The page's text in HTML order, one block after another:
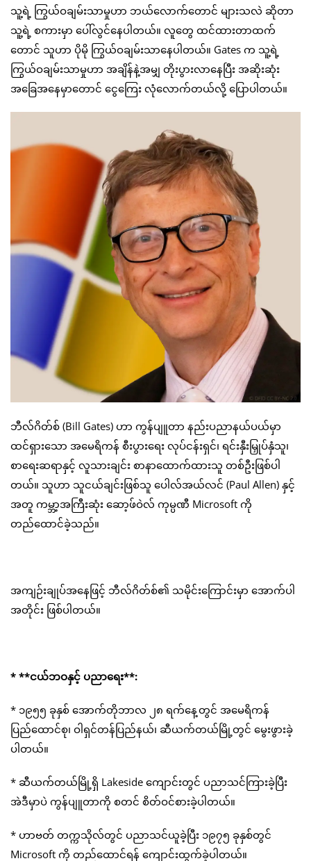
သူ့ရဲ့ ကြွယ်ဝချမ်းသာမှုဟာ ဘယ်လောက်တောင် များသလဲ ဆိုတာ
သူ့ရဲ့ စကားမှာ ပေါ်လွင်နေပါတယ်။ လူတွေ ထင်ထားတာထက်
တောင် သူဟာ ပိုမို ကြွယ်ဝချမ်းသာနေပါတယ်။ Gates က သူ့ရဲ့
ကြွယ်ဝချမ်းသာမှုဟာ အချိန်နဲ့အမျှ တိုးပွားလာနေပြီး အဆိုးဆုံး
အခြေအနေမှာတောင် ငွေကြေး လုံလောက်တယ်လို့ ပြောပါတယ်။
ဘီလ်ဂိတ်စ် (Bill Gates) ဟာ ကွန်ပျူတာ နည်းပညာနယ်ပယ်မှာ
ထင်ရှားသော အမေရိကန် စီးပွားရေး လုပ်ငန်းရှင်၊ ရင်းနှီးမြှုပ်နှံသူ၊
စာရေးဆရာနှင့် လူသားချင်း စာနာထောက်ထားသူ တစ်ဦးဖြစ်ပါ
တယ်။ သူဟာ သူငယ်ချင်းဖြစ်သူ ပေါလ်အယ်လင် (Paul Allen) နှင့်
အတူ ကမ္ဘာ့အကြီးဆုံး ဆော့ဖ်ဝဲလ် ကုမ္ပဏီ Microsoft ကို
တည်ထောင်ခဲ့သည်။
အကျဉ်းချုပ်အနေဖြင့် ဘီလ်ဂိတ်စ်၏ သမိုင်းကြောင်းမှာ အောက်ပါ
အတိုင်း ဖြစ်ပါတယ်။
* **ငယ်ဘဝနှင့် ပညာရေး**:
* ၁၉၅၅ ခုနှစ် အောက်တိုဘာလ ၂၈ ရက်နေ့တွင် အမေရိကန်
ပြည်ထောင်စု၊ ဝါရှင်တန်ပြည်နယ်၊ ဆီယက်တယ်မြို့တွင် မွေးဖွားခဲ့
ပါတယ်။
* ဆီယက်တယ်မြို့ရှိ Lakeside ကျောင်းတွင် ပညာသင်ကြားခဲ့ပြီး
အဲဒီမှာပဲ ကွန်ပျူတာကို စတင် စိတ်ဝင်စားခဲ့ပါတယ်။
* ဟာဗတ် တက္ကသိုလ်တွင် ပညာသင်ယူခဲ့ပြီး ၁၉၇၅ ခုနှစ်တွင်
Microsoft ကို တည်ထောင်ရန် ကျောင်းထွက်ခဲ့ပါတယ်။